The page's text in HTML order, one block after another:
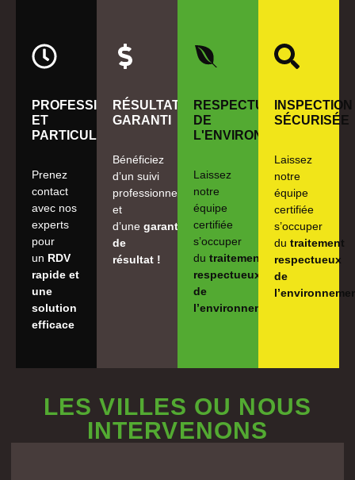
PROFESSIONNELS
ET
PARTICULIERS
Prenez
contact
avec nos
experts
pour
un RDV
rapide et
une
solution
efficace
RÉSULTAT
GARANTI
Bénéficiez
d’un suivi
professionnel
et
d’une garantie
de
résultat !
RESPECTUEUX
DE
L'ENVIRONNEMENT
Laissez
notre
équipe
certifiée
s’occuper
du traitement
respectueux
de
l’environnement
INSPECTION
SÉCURISÉE
Laissez
notre
équipe
certifiée
s’occuper
du traitement
respectueux
de
LES VILLES OU NOUS
INTERVENONS